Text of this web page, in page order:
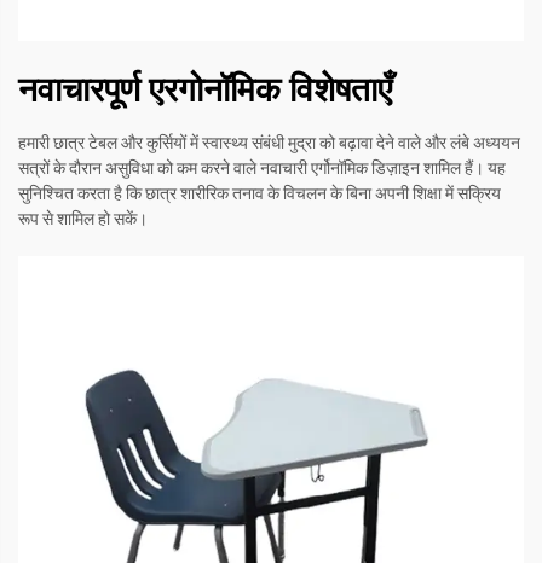
नवाचारपूर्ण एरगोनॉमिक विशेषताएँ
हमारी छात्र टेबल और कुर्सियों में स्वास्थ्य संबंधी मुद्रा को बढ़ावा देने वाले और लंबे अध्ययन
सत्रों के दौरान असुविधा को कम करने वाले नवाचारी एर्गोनॉमिक डिज़ाइन शामिल हैं। यह
सुनिश्चित करता है कि छात्र शारीरिक तनाव के विचलन के बिना अपनी शिक्षा में सक्रिय
रूप से शामिल हो सकें।